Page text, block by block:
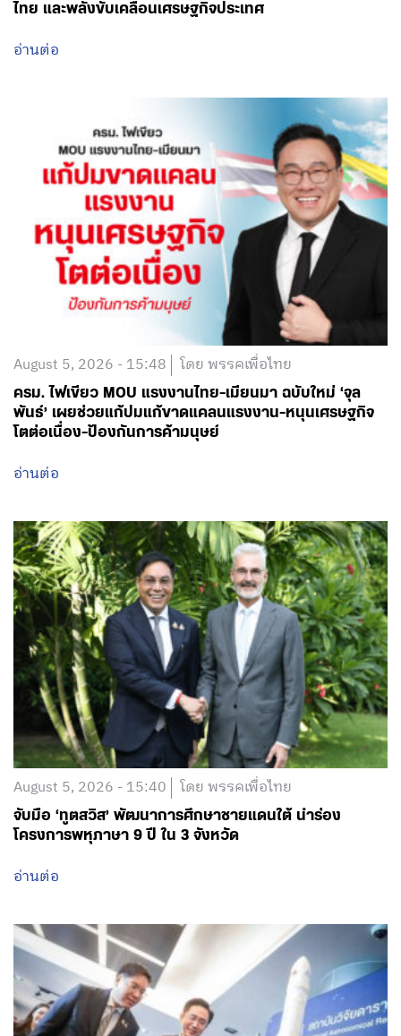
ไทย และพลังขับเคลื่อนเศรษฐกิจประเทศ
อ่านต่อ
August 5, 2026 - 15:48 โดย พรรคเพื่อไทย
ครม. ไฟเขียว MOU แรงงานไทย-เมียนมา ฉบับใหม่ ‘จุล
พันธ์’ เผยช่วยแก้ปมแก้ขาดแคลนแรงงาน-หนุนเศรษฐกิจ
โตต่อเนื่อง-ป้องกันการค้ามนุษย์
อ่านต่อ
August 5, 2026 - 15:40 โดย พรรคเพื่อไทย
จับมือ ‘ทูตสวิส’ พัฒนาการศึกษาชายแดนใต้ นำร่อง
โครงการพหุภาษา 9 ปี ใน 3 จังหวัด
อ่านต่อ